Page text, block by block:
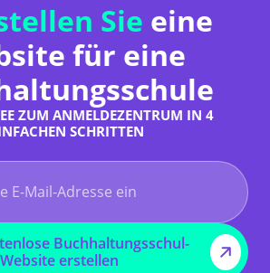
Sie eine
für eine
ZUM ANMELDEZENTRUM IN 4
SCHRITTEN
Buchhaltungsschul-
Website erstellen